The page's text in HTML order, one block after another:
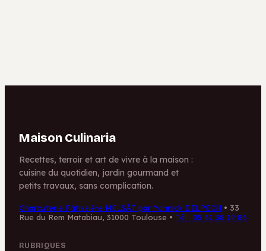
Maison Culinaria
Recettes, terroir et art de vivre à la maison :
cuisine du quotidien, jardin gourmand et
petits travaux, sans complication.
Charcuterie Pâtissière MELSÀT par Yannick DELPECH • 33
Rue du Rem Matabiau, 31000 Toulouse • Tél : 05 61 38 19 86
RUBRIQUES